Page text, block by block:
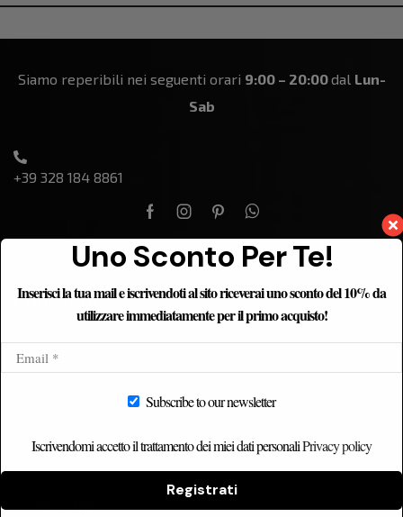
Siamo reperibili nei seguenti orari 9:00 – 20:00dal Lun-
Sab
+39 328 184 8861
ETNICHOME
Home
Chi siamo
CATEGORIE
Uno Sconto Per Te!
Inserisci la tua mail e iscrivendoti al sito riceverai uno sconto del 10% da
utilizzare immediatamente per il primo acquisto!
Subscribe to our newsletter
Iscrivendomi accetto il trattamento dei miei dati personaliPrivacy policy
Registrati